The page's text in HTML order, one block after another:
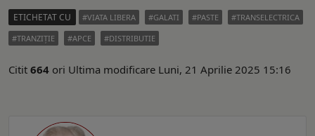
ETICHETAT CU VIATA LIBERA GALATI PASTE
TRANSELECTRICA
TRANZIŢIE
APCE DISTRIBUTIE
Citit 664 ori Ultima modificare Luni, 21 Aprilie 2025 15:16